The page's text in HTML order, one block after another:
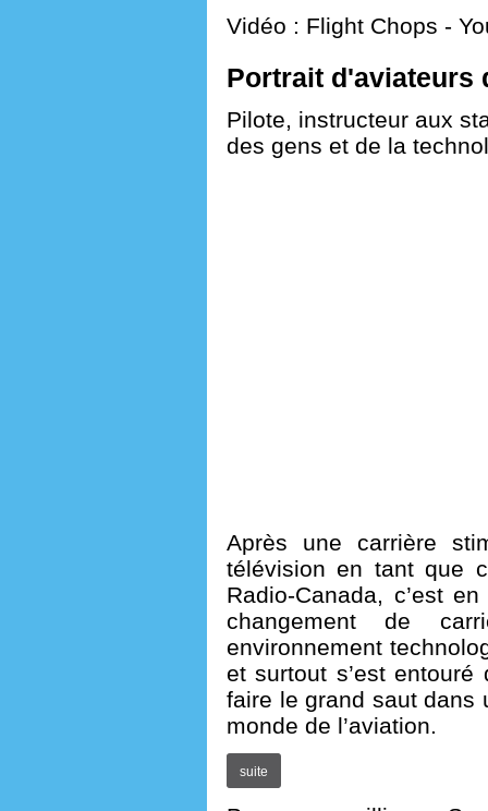
Vidéo : Flight Chops -
Portrait d'aviateurs
Pilote, instructeur aux
des gens et de la
Après une carrière
télévision en tant que
Radio-Canada, c’est
changement de
environnement
et surtout s’est
faire le grand saut dans
monde de l’aviation.
suite